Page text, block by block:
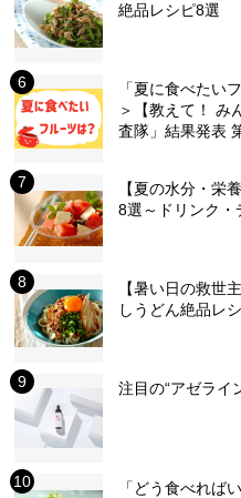
絶品レシピ8選
「夏に食べたい
＞【教えて！ み
査隊」結果発表
【夏の水分・栄
8選～ドリンク・
【暑い日の救世
しうどん絶品レ
注目の“アゼライ
「どう食べれば